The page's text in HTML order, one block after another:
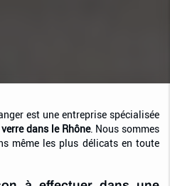
est une entreprise spécialisée
dans le Rhône. Nous sommes
même les plus délicats en toute